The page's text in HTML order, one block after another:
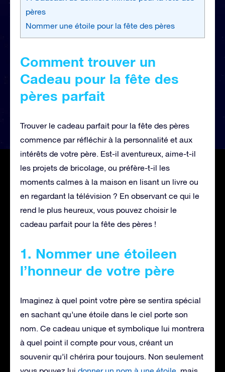
pères
Nommer une étoile pour la fête des pères
Comment trouver un
Cadeau pour la fête des
pères parfait
Trouver le cadeau parfait pour la fête des pères
commence par réfléchir à la personnalité et aux
intérêts de votre père. Est-il aventureux, aime-t-il
les projets de bricolage, ou préfère-t-il les
moments calmes à la maison en lisant un livre ou
en regardant la télévision ? En observant ce qui le
rend le plus heureux, vous pouvez choisir le
cadeau parfait pour la fête des pères !
1. Nommer une étoileen
l’honneur de votre père
Imaginez à quel point votre père se sentira spécial
en sachant qu’une étoile dans le ciel porte son
nom. Ce cadeau unique et symbolique lui montrera
à quel point il compte pour vous, créant un
souvenir qu’il chérira pour toujours. Non seulement